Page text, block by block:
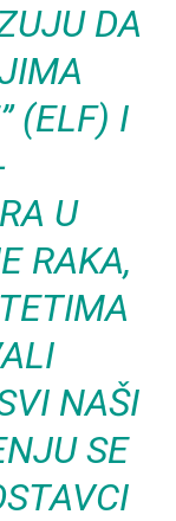
DA
(ELF) I
U
RAKA,
NAŠI
SE